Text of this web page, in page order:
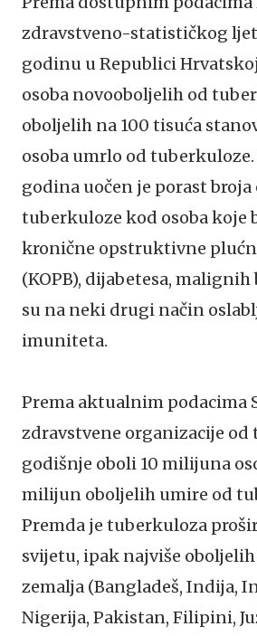
zdravstveno-statističkog
godinu u Republici
osoba novooboljelih od
oboljelih na 100 tisuća
osoba umrlo od
godina uočen je porast
tuberkuloze kod osoba koje
kronične opstruktivne
(KOPB), dijabetesa,
su na neki drugi način
imuniteta.
Prema aktualnim podacima
zdravstvene organizacije od
godišnje oboli 10 milijuna
milijun oboljelih umire od
Premda je tuberkuloza
svijetu, ipak najviše
zemalja (Bangladeš, Indija,
Nigerija, Pakistan, Filipini,